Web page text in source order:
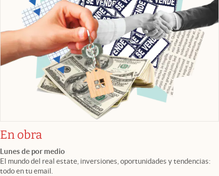
En obra
Lunes de por medio
El mundo del real estate, inversiones, oportunidades y tendencias:
todo en tu email.